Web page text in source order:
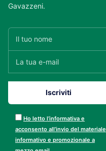
Gavazzeni.
Ho letto l’informativa e
acconsento all’invio del materiale
informativo e promozionale a